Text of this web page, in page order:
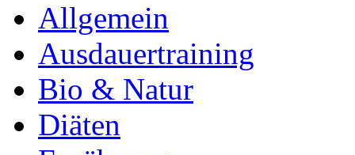
Allgemein
Ausdauertraining
Bio & Natur
Diäten